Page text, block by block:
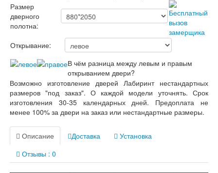
Лабиринт Лофт
Лабиринт Мегаполис
Лабиринт Нью Йорк
Лабиринт Пазл
Лабиринт Пиано
Лабиринт Пиано Смарт 2.0
Лабиринт Платинум
Лабиринт Полярис лайт
Лабиринт Роял
Лабиринт Сильвер
Лабиринт Скайлаб
Лабиринт Скандия
Размер
дверного
полотна:
Открывание:
В чём разница между левым и правым
открыванием двери?
Возможно изготовление дверей Лабиринт нестандартных
размеров "под заказ". О каждой модели уточнять. Срок
изготовления 30-35 календарных дней. Предоплата не
менее 100% за двери на заказ или нестандартные размеры.
Описание Доставка
Установка
Отзывы : 0